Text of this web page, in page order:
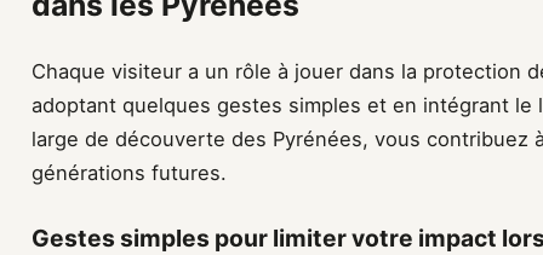
Chaque visiteur a un rôle à jouer dans la protection
adoptant quelques gestes simples et en intégrant le
large de découverte des Pyrénées, vous contribuez
générations futures.
Gestes simples pour limiter votre impact